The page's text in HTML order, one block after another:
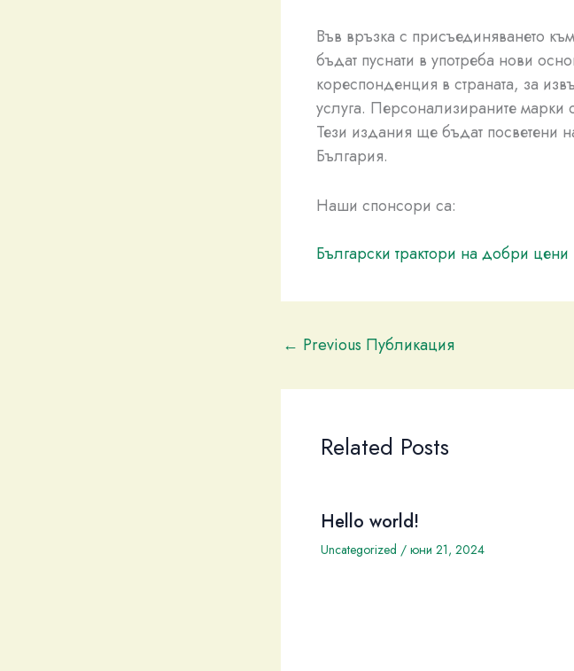
Във връзка с присъединяването
бъдат пуснати в употреба нови
кореспонденция в страната, за
услуга. Персонализираните
Тези издания ще бъдат посветени
България.
Наши спонсори са:
Български трактори на добри
← Previous Публикация
Related Posts
Hello world!
Uncategorized / юни 21, 2024